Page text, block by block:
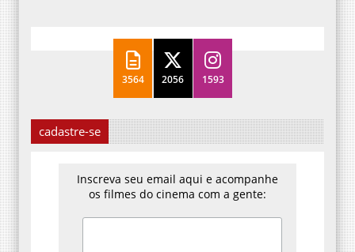
3564 2056 1593
cadastre-se
Inscreva seu email aqui e acompanhe
os filmes do cinema com a gente: